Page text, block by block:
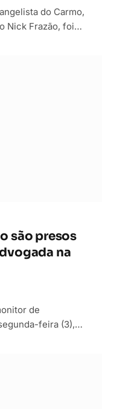
do Carmo,
Nick Frazão, foi…
são presos
na
de
feira (3),…